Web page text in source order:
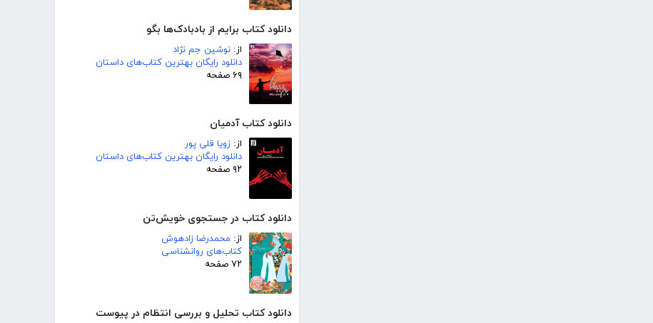
دانلود کتاب برایم از بادبادک‌ها بگو
از: نوشین جم نژاد
دانلود رایگان بهترین کتاب‌های داستان
۶۹ صفحه
دانلود کتاب آدمیان
از: زویا قلی پور
دانلود رایگان بهترین کتاب‌های داستان
۹۲ صفحه
دانلود کتاب در جستجوی خویش‌تن
از: محمدرضا زادهوش
کتاب‌های روانشناسی
۷۲ صفحه
دانلود کتاب تحلیل و بررسی انتظام در پیوست